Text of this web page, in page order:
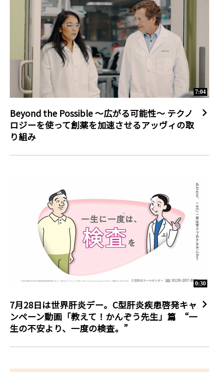
7:04
Beyond the Possible ～広がる可能性～ テクノ
ロジーを使って創薬を加速させるアッヴィの取
り組み
0:30
7月28日は世界肝炎デー。C型肝炎疾患啓発キャ
ンペーン動画「教えて！かんぞう先生」篇 “一
生の不安より、一度の検査。”